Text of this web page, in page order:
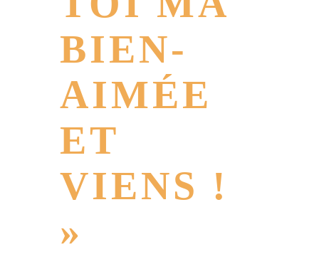
BIEN-
AIMÉE
ET
VIENS !
»